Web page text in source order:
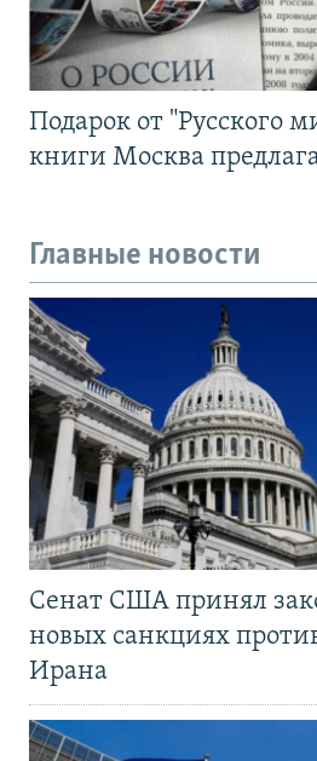
Подарок от "Русского
книги Москва
Главные новости
Сенат США принял
новых санкциях
Ирана